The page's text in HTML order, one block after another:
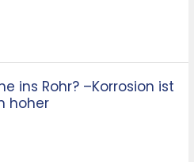
ins Rohr? –Korrosion ist
hoher